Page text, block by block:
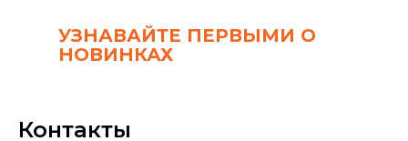
УЗНАВАЙТЕ ПЕРВЫМИ О
НОВИНКАХ
Контакты